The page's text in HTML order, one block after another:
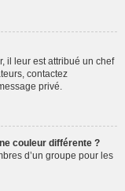
il leur est attribué un chef
contactez
privé.
couleur différente ?
d’un groupe pour les